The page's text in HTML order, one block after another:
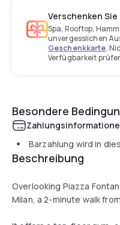
Verschenken
Spa, Rooftop,
unvergesslichen
Geschenkkarte.
Verfügbarkeit
Besondere
Barzahlung wird in
Beschreibung
Overlooking Piazza
Milan, a 2-minute walk